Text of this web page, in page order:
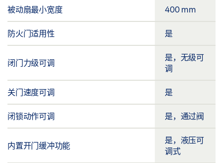
被动扇最小宽度 400 mm
防火门适用性 是
闭门力级可调
是，无级可
调
关门速度可调 是
闭锁动作可调 是，通过阀
内置开门缓冲功能
是，液压可
调式